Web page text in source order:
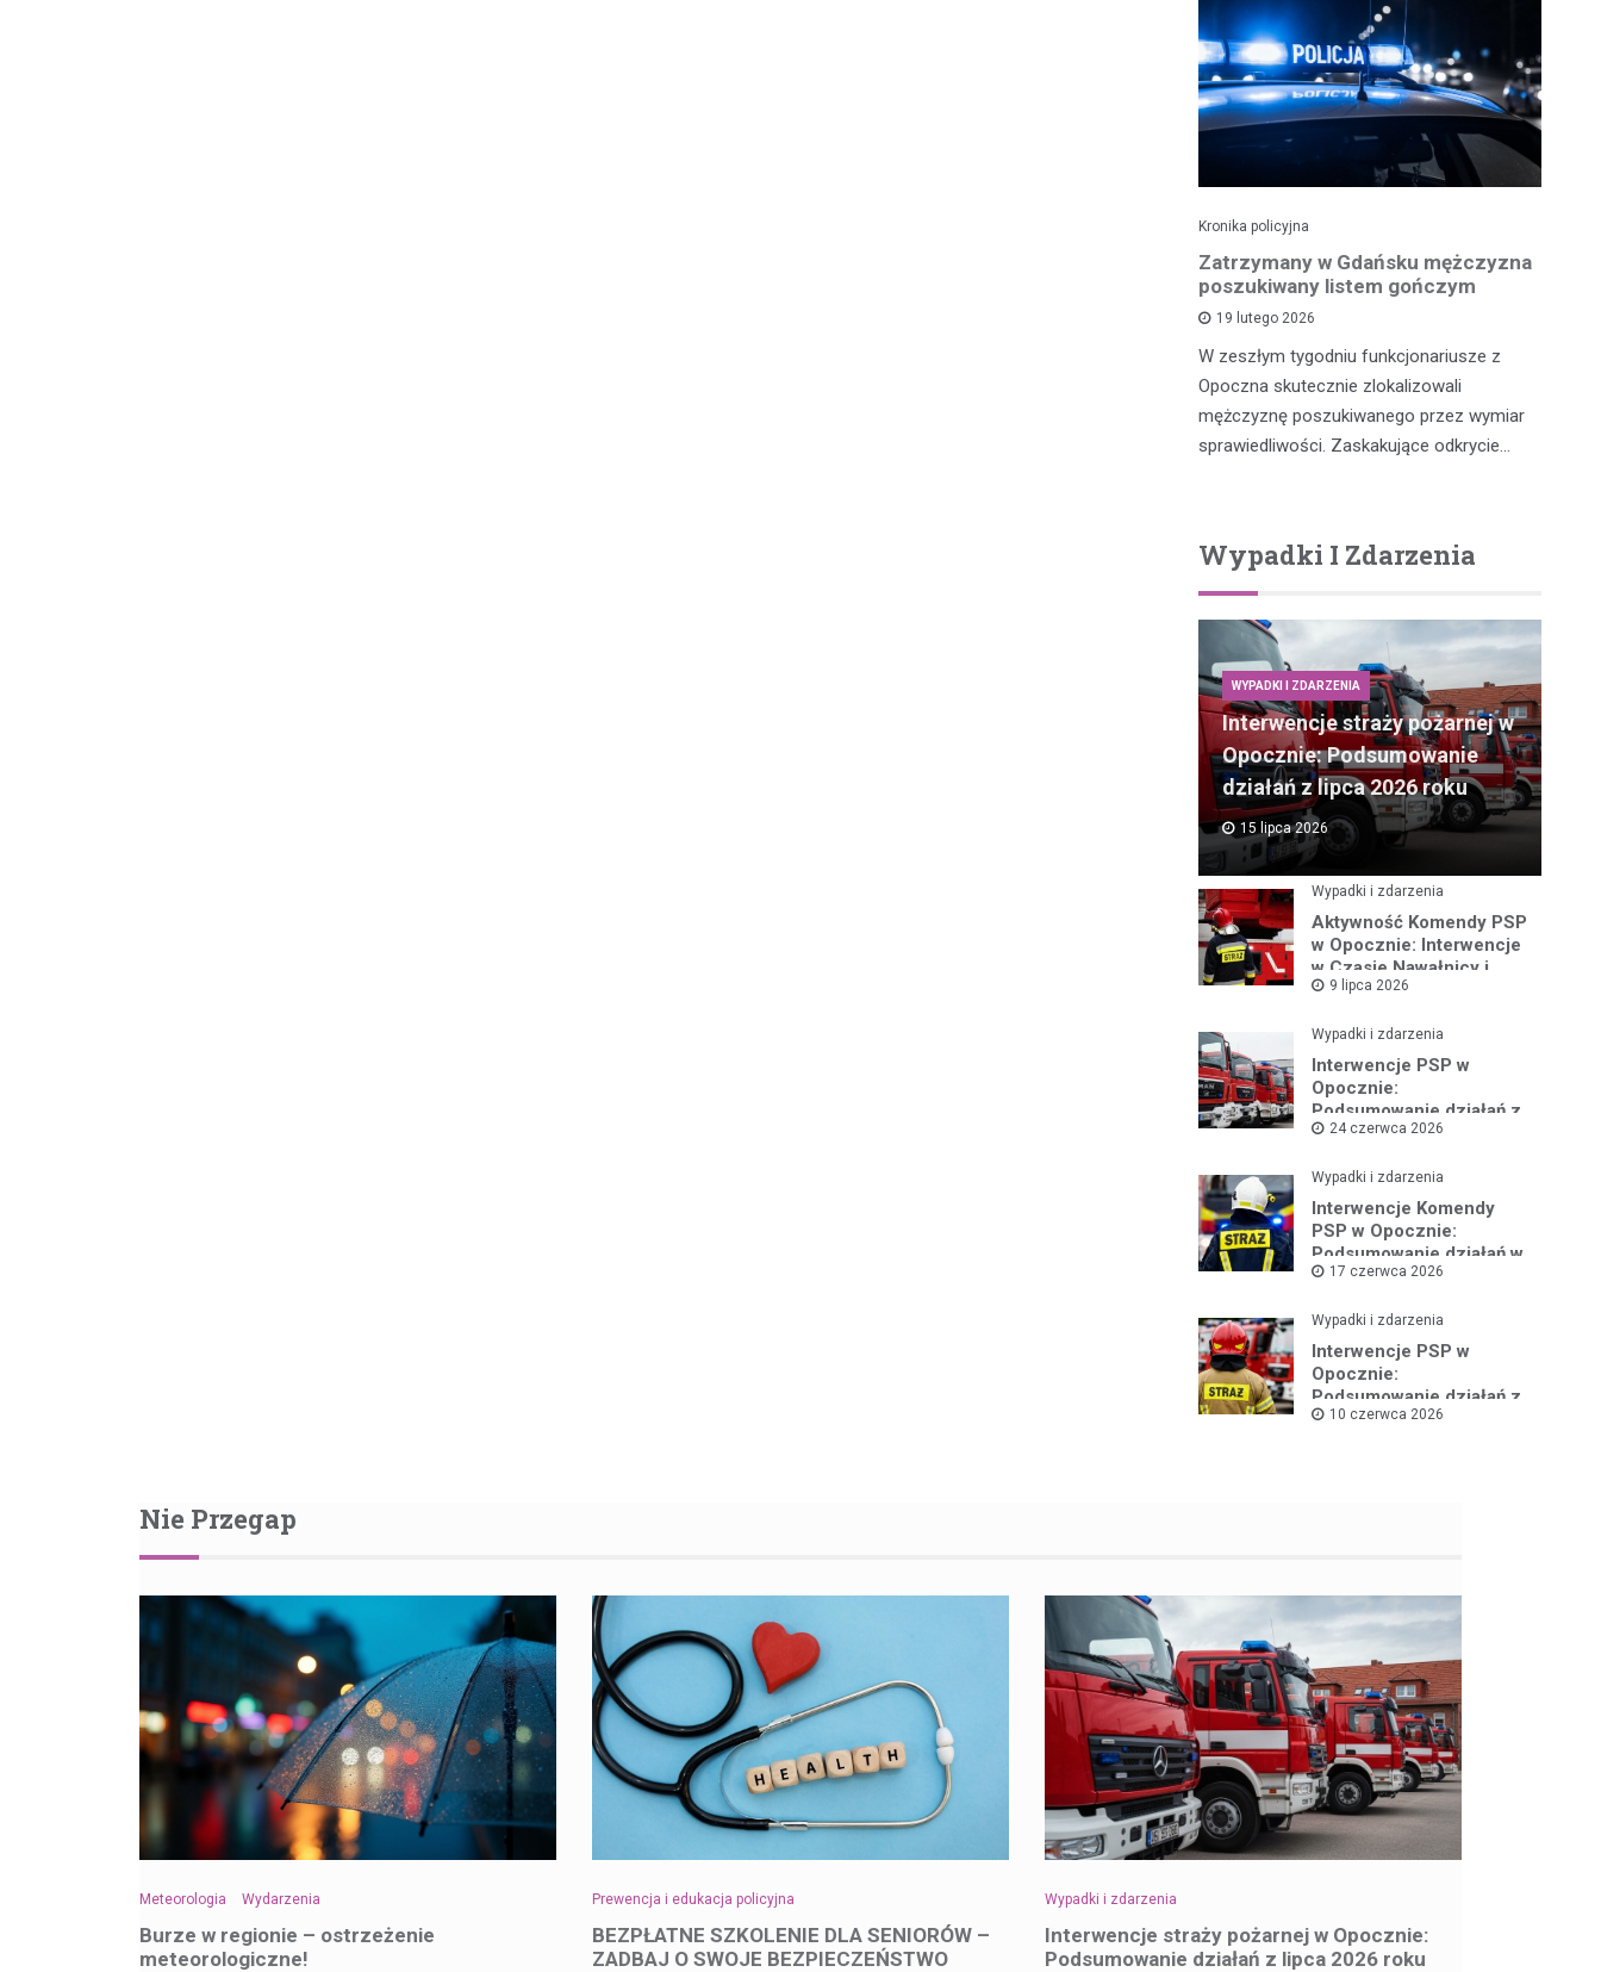
Kronika policyjna
Zatrzymany w Gdańsku mężczyzna
poszukiwany listem gończym
19 lutego 2026
W zeszłym tygodniu funkcjonariusze z
Opoczna skutecznie zlokalizowali
mężczyznę poszukiwanego przez wymiar
sprawiedliwości. Zaskakujące odkrycie…
Wypadki I Zdarzenia
WYPADKI I ZDARZENIA
Interwencje straży pożarnej w
Opocznie: Podsumowanie
działań z lipca 2026 roku
15 lipca 2026
Wypadki i zdarzenia
Aktywność Komendy PSP
w Opocznie: Interwencje
w Czasie Nawałnicy i
Pożarów
9 lipca 2026
Wypadki i zdarzenia
Interwencje PSP w
Opocznie:
Podsumowanie działań z
czerwca 2026 roku
24 czerwca 2026
Wypadki i zdarzenia
Interwencje Komendy
PSP w Opocznie:
Podsumowanie działań w
czerwcu 2026
17 czerwca 2026
Wypadki i zdarzenia
Interwencje PSP w
Opocznie:
Podsumowanie działań z
pierwszej połowy
10 czerwca 2026
Nie Przegap
Meteorologia Wydarzenia
Burze w regionie – ostrzeżenie
meteorologiczne!
Prewencja i edukacja policyjna
BEZPŁATNE SZKOLENIE DLA SENIORÓW –
ZADBAJ O SWOJE BEZPIECZEŃSTWO
Wypadki i zdarzenia
Interwencje straży pożarnej w Opocznie:
Podsumowanie działań z lipca 2026 roku